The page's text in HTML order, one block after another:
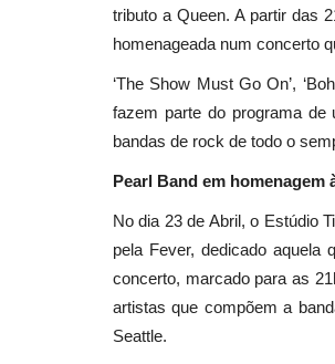
tributo a Queen. A partir das
homenageada num concerto
‘The Show Must Go On’,
fazem parte do programa
bandas de rock de todo o
Pearl Band em homenagem
No dia 23 de Abril, o Estúdio
pela Fever, dedicado
concerto, marcado para as
artistas que compõem a
Seattle.